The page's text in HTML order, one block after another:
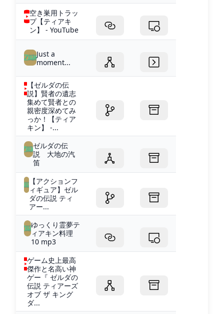
空き巣用トラッ
プ【ティアキ
ン】 - YouTube
Just a
moment...
【ゼルダの伝
説】賢者の遺志
集めて賢者との
親密度深めてみ
っか！【ティア
キン】 -...
ゼルダの伝
説 大地の汽
笛
【アクションフ
ィギュア】ゼル
ダの伝説 ティ
アー...
ゆっくり霊夢テ
ィアキン料理
10 mp3
ゲーム史上最高
傑作と名高い神
ゲー『 ゼルダの
伝説 ティアーズ
オブ ザ キング
ダ...